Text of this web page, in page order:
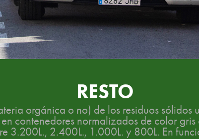
RESTO
orgánica o no) de los residuos sólidos
contenedores normalizados de color
3.200L., 2.400L., 1.000L. y 800L. En